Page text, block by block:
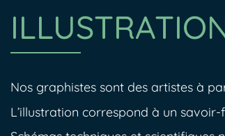
Nos graphistes sont des artistes à
L’illustration correspond à un